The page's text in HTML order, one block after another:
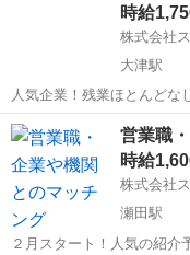
時給
株式会社
大津駅
人気企業！残業ほとんどな
できます！ 【お仕事の内容】▼営業活動：訪問案内業務、現場で
の調査業務、データ入力・書類
フサービスなら、他にもこ
滋賀 大津駅
営業職
時給
株式会社
瀬田駅
２月スタート！人気の紹介